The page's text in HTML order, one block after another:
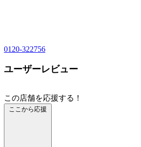
0120-322756
ユーザーレビュー
この店舗を応援する！
ここから応援